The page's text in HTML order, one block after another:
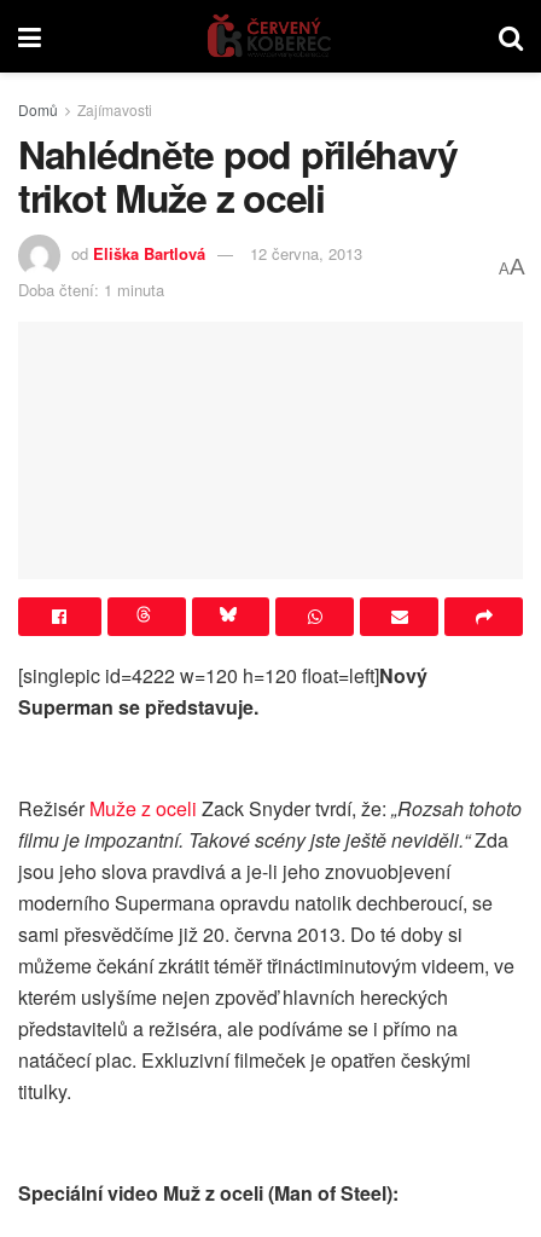
Domů Zajímavosti
Nahlédněte pod přiléhavý
trikot Muže z oceli
od Eliška Bartlová
12 června, 2013
Doba čtení: 1 minuta
AA
[singlepic id=4222 w=120 h=120 float=left]Nový
Superman se představuje.
RežisérMuže z oceli Zack Snyder tvrdí, že: „Rozsah tohoto
filmu je impozantní. Takové scény jste ještě neviděli.“Zda
jsou jeho slova pravdivá a je-li jeho znovuobjevení
moderního Supermana opravdu natolik dechberoucí, se
sami přesvědčíme již 20. června 2013. Do té doby si
můžeme čekání zkrátit téměř třináctiminutovým videem, ve
kterém uslyšíme nejen zpověď hlavních hereckých
představitelů a režiséra, ale podíváme se i přímo na
natáčecí plac. Exkluzivní filmeček je opatřen českými
titulky.
Speciální video Muž z oceli (Man of Steel):